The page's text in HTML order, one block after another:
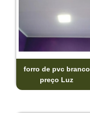
forro de pvc branco
preço Luz